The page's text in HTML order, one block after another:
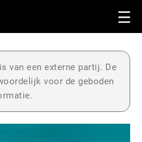
van een externe partij. De
voor de geboden